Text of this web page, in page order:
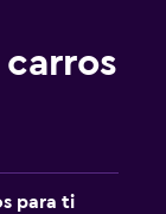
para ti